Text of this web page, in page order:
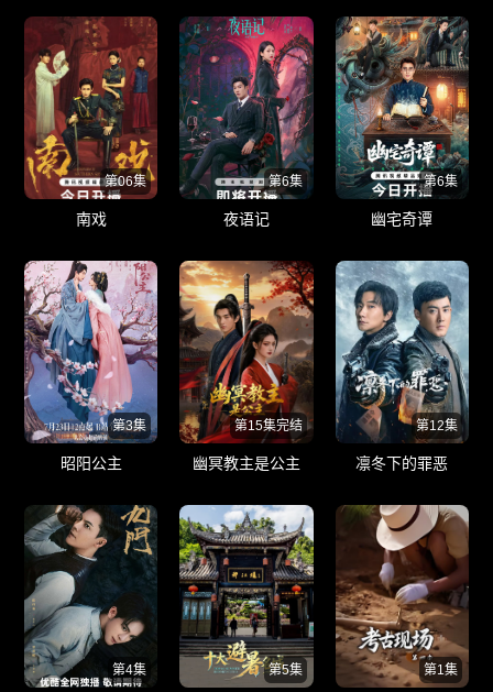
第06集
南戏
第6集
夜语记
第6集
幽宅奇谭
第3集
昭阳公主
第15集完结
幽冥教主是公主
第12集
凛冬下的罪恶
第4集 第5集 第1集